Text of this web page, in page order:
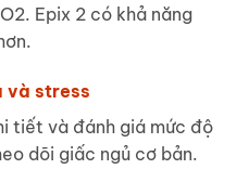
Epix 2 có khả năng
và stress
tiết và đánh giá mức độ
dõi giấc ngủ cơ bản.